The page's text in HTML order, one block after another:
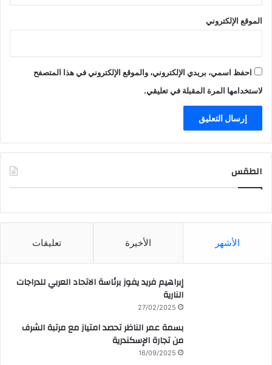
الموقع الإلكتروني
احفظ اسمي، بريدي الإلكتروني، والموقع الإلكتروني في هذا المتصفح
لاستخدامها المرة المقبلة في تعليقي.
الطقس
الأشهر الأخيرة تعليقات
إبراهيم فريد يفوز برئاسة الاتحاد العربي للدراجات
النارية
27/02/2025
بسمة عمر الناظر تحصد امتياز مع مرتبة الشرف
من تجارة الإسكندرية
16/09/2025